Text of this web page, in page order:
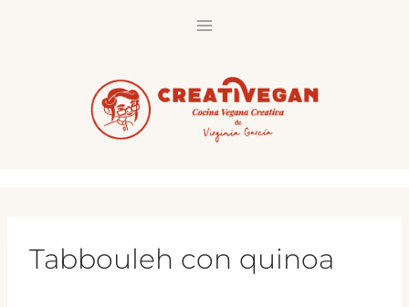
Tabbouleh con quinoa